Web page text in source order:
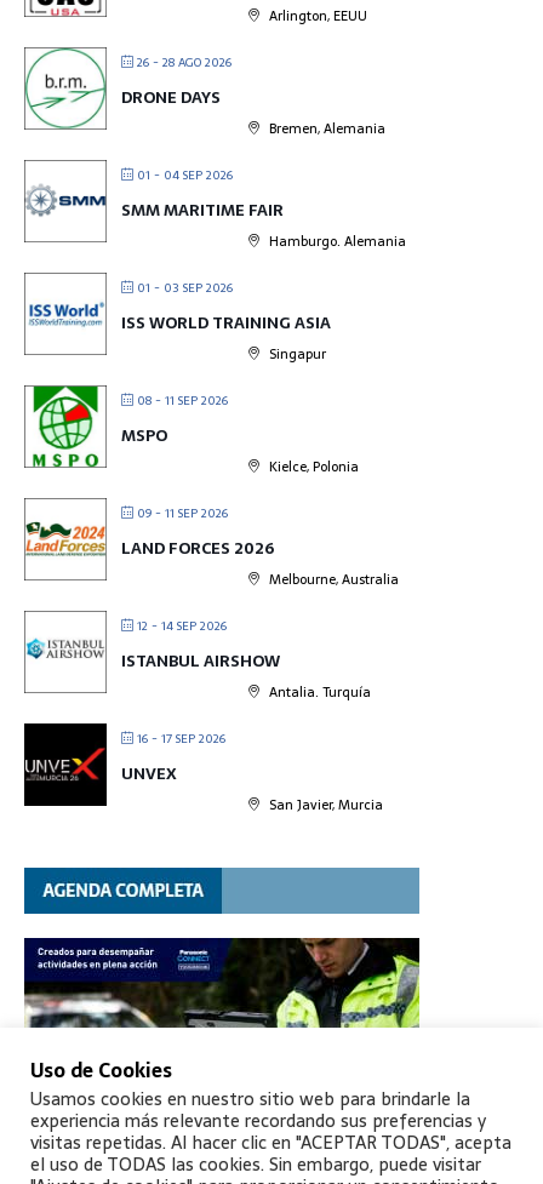
Arlington, EEUU
26 - 28 AGO 2026
DRONE DAYS
Bremen, Alemania
01 - 04 SEP 2026
SMM MARITIME FAIR
Hamburgo. Alemania
01 - 03 SEP 2026
ISS WORLD TRAINING ASIA
Singapur
08 - 11 SEP 2026
MSPO
Kielce, Polonia
09 - 11 SEP 2026
LAND FORCES 2026
Melbourne, Australia
12 - 14 SEP 2026
ISTANBUL AIRSHOW
Antalia. Turquía
16 - 17 SEP 2026
UNVEX
San Javier, Murcia
Uso de Cookies
Usamos cookies en nuestro sitio web para brindarle la
experiencia más relevante recordando sus preferencias y
visitas repetidas. Al hacer clic en "ACEPTAR TODAS", acepta
el uso de TODAS las cookies. Sin embargo, puede visitar